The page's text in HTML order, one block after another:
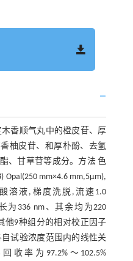
香顺气丸中的橙皮苷、厚
柚皮苷、和厚朴酚、去氢
、甘草苷等成分。方法 色
Opal(250 mm×4.6 mm,5μm),
溶液,梯度洗脱,流速1.0
为336 nm、其余均为220
他9种组分的相对校正因子
试验浓度范围内的线性关
收率为97.2%～102.5%